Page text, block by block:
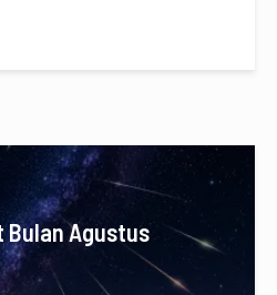
Bulan Agustus